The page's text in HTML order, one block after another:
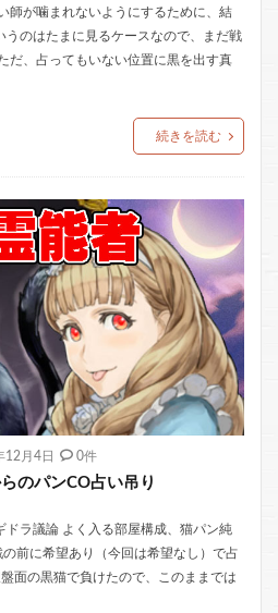
師が噛まれないようにするために、結
うのはたまに見るケースなので、まだ戦
だ、占ってもいない位置に黒を出す真
続きを読む
12月4日 0件
のパンCO占い吊り
ドラ議論 よく入る部屋構成、猫パン純
前に希望あり（今回は希望なし）で占
面の黒猫で負けたので、このままでは